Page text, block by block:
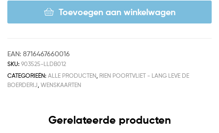
Toevoegen aan winkelwagen
EAN: 8716467660016
SKU: 903525-LLDB012
CATEGORIEËN: ALLE PRODUCTEN RIEN POORTVLIET - LANG LEVE DE
BOERDERIJ WENSKAARTEN
Gerelateerde producten